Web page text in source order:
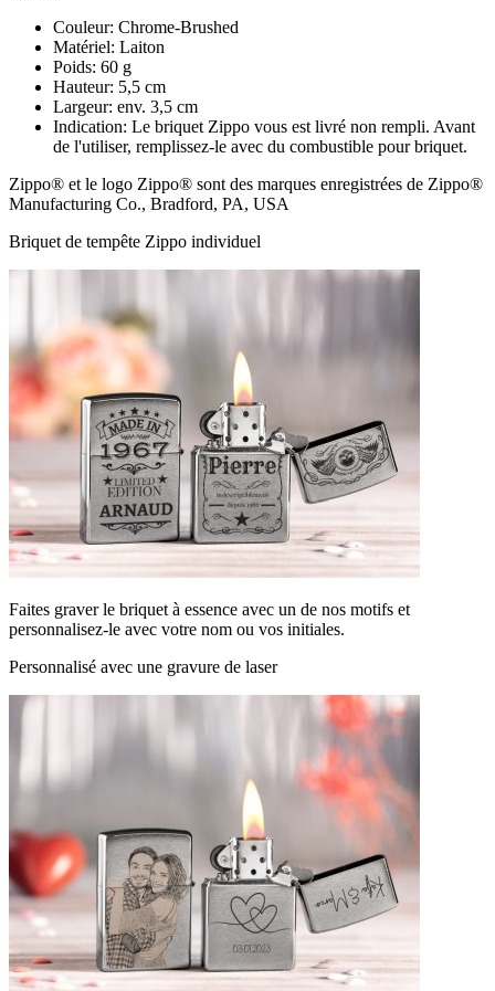
Couleur: Chrome-Brushed
Matériel: Laiton
Poids: 60 g
Hauteur: 5,5 cm
Largeur: env. 3,5 cm
Indication: Le briquet Zippo vous est livré non rempli. Avant
de l'utiliser, remplissez-le avec du combustible pour briquet.
Zippo® et le logo Zippo® sont des marques enregistrées de Zippo®
Manufacturing Co., Bradford, PA, USA
Briquet de tempête Zippo individuel
Faites graver le briquet à essence avec un de nos motifs et
personnalisez-le avec votre nom ou vos initiales.
Personnalisé avec une gravure de laser